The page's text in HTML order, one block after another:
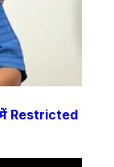
में Restricted